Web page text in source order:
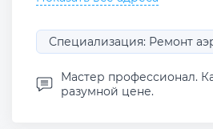
Специализация: Ремонт
Мастер профессионал.
разумной цене.